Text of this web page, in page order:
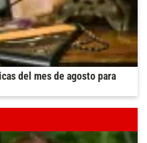
del mes de agosto para